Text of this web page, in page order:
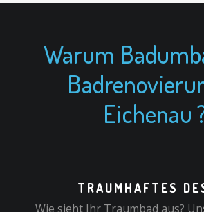
Warum
Eichenau
TRAUMHAFTES
Wie sieht Ihr Traumbad aus?